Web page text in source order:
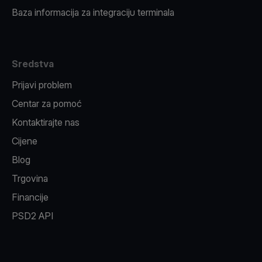
Baza informacija za integraciju terminala
Sredstva
Prijavi problem
Centar za pomoć
Kontaktirajte nas
Cijene
Blog
Trgovina
Financije
PSD2 API